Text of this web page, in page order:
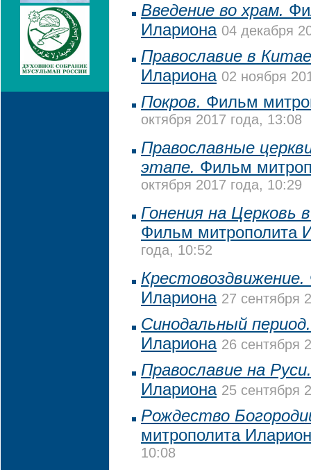
Введение во храм.
Илариона 04 декабря
Православие в
Илариона 02 ноября
Покров. Фильм
октября 2017 года, 13:08
Православные
этапе. Фильм
октября 2017 года, 10:29
Гонения на Церковь
Фильм митрополита
года, 10:52
Крестовоздвижение.
Илариона 27 сентября
Синодальный период.
Илариона 26 сентября
Православие на
Илариона 25 сентября
Рождество
митрополита
10:08